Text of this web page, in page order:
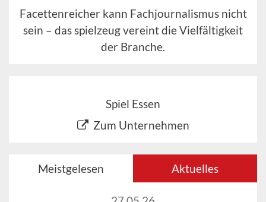
Facettenreicher kann Fachjournalismus nicht
sein – das spielzeug vereint die Vielfältigkeit
der Branche.
Spiel Essen
Zum Unternehmen
Meistgelesen Aktuelles